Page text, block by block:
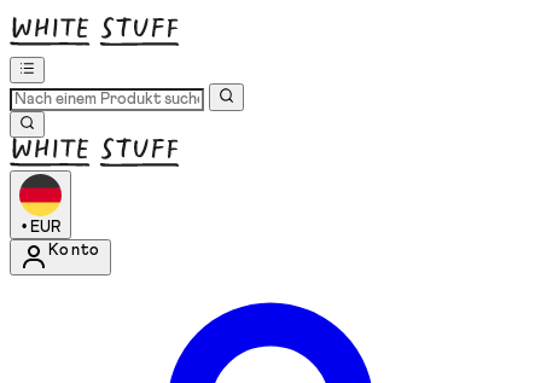
• EUR
Konto